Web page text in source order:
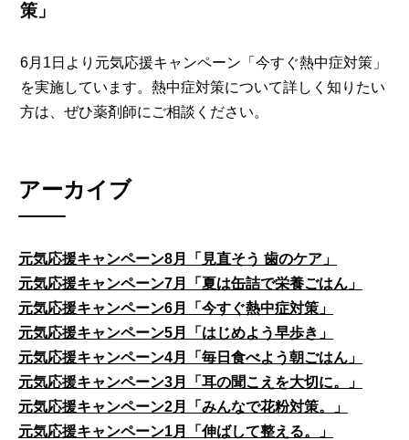
策」
6月1日より元気応援キャンペーン「今すぐ熱中症対策」
を実施しています。熱中症対策について詳しく知りたい
方は、ぜひ薬剤師にご相談ください。
アーカイブ
元気応援キャンペーン8月「見直そう 歯のケア」
元気応援キャンペーン7月「夏は缶詰で栄養ごはん」
元気応援キャンペーン6月「今すぐ熱中症対策」
元気応援キャンペーン5月「はじめよう早歩き」
元気応援キャンペーン4月「毎日食べよう朝ごはん」
元気応援キャンペーン3月「耳の聞こえを大切に。」
元気応援キャンペーン2月「みんなで花粉対策。」
元気応援キャンペーン1月「伸ばして整える。」